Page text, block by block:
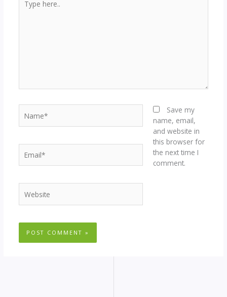
here..
Save my
name, email,
and website in
this browser for
the next time I
comment.